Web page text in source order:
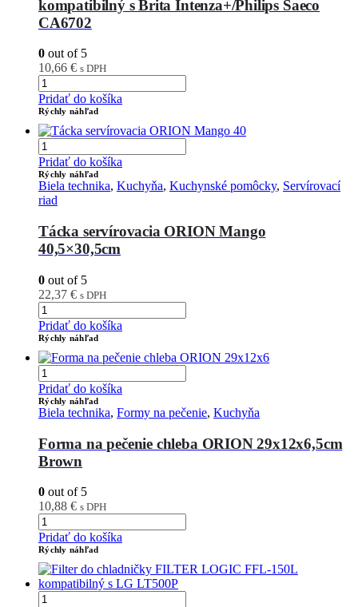
kompatibilný s Brita Intenza+/Philips Saeco
CA6702
0 out of 5
10,66 € s DPH
Pridať do košíka
Rýchly náhľad
Pridať do košíka
Rýchly náhľad
Biela technika, Kuchyňa, Kuchynské pomôcky, Servírovací
riad
Tácka servírovacia ORION Mango
40,5×30,5cm
0 out of 5
22,37 € s DPH
Pridať do košíka
Rýchly náhľad
Pridať do košíka
Rýchly náhľad
Biela technika, Formy na pečenie, Kuchyňa
Forma na pečenie chleba ORION 29x12x6,5cm
Brown
0 out of 5
10,88 € s DPH
Pridať do košíka
Rýchly náhľad